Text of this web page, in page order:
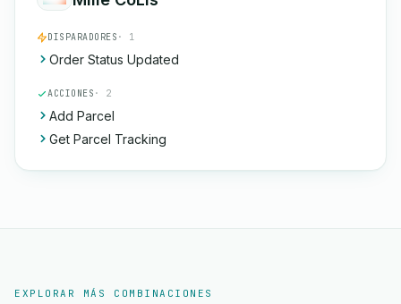
DISPARADORES · 1
Order Status Updated
ACCIONES · 2
Add Parcel
Get Parcel Tracking
EXPLORAR MÁS COMBINACIONES